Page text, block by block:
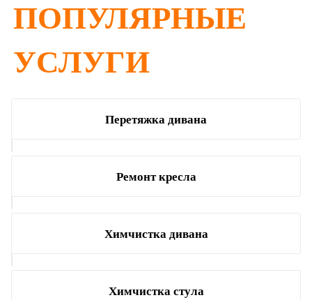
ПОПУЛЯРНЫЕ
УСЛУГИ
Перетяжка дивана
Ремонт кресла
Химчистка дивана
Химчистка стула